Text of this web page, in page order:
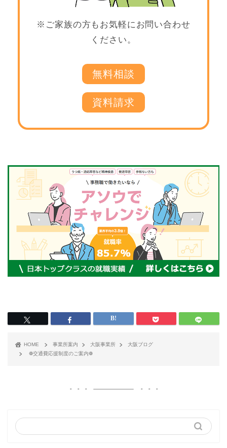
※ご家族の方もお気軽にお問い合わせ
ください。
無料相談
資料請求
HOME 事業所案内 大阪事業所
大阪ブログ
❁交通費応援制度のご案内❁